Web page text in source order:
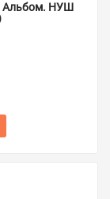
Альбом. НУШ